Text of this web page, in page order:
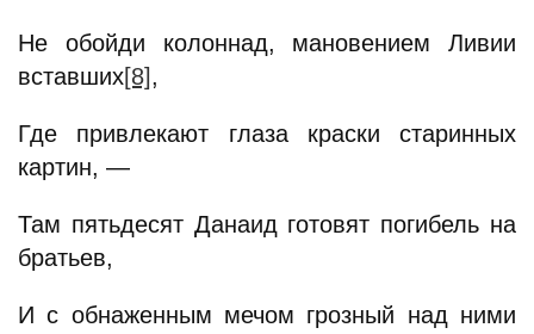
Не обойди колоннад, мановением Ливии
вставших[8],
Где привлекают глаза краски старинных
картин, —
Там пятьдесят Данаид готовят погибель на
братьев,
И с обнаженным мечом грозный над ними